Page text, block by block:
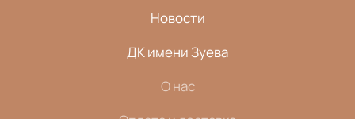
Новости
ДК имени Зуева
О нас